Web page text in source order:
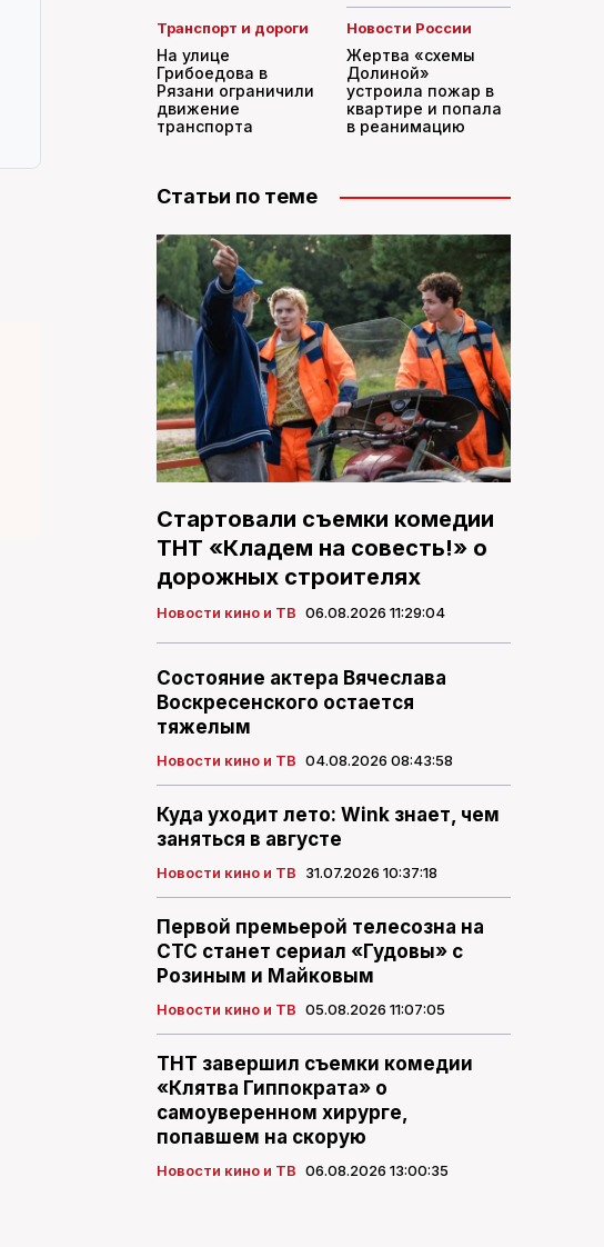
Транспорт и дороги
На улице
Грибоедова в
Рязани ограничили
движение
транспорта
Новости России
Жертва «схемы
Долиной»
устроила пожар в
квартире и попала
в реанимацию
Статьи по теме
Стартовали съемки комедии
ТНТ «Кладем на совесть!» о
дорожных строителях
Новости кино и ТВ 06.08.2026 11:29:04
Состояние актера Вячеслава
Воскресенского остается
тяжелым
Новости кино и ТВ 04.08.2026 08:43:58
Куда уходит лето: Wink знает, чем
заняться в августе
Новости кино и ТВ 31.07.2026 10:37:18
Первой премьерой телесозна на
СТС станет сериал «Гудовы» с
Розиным и Майковым
Новости кино и ТВ 05.08.2026 11:07:05
ТНТ завершил съемки комедии
«Клятва Гиппократа» о
самоуверенном хирурге,
попавшем на скорую
Новости кино и ТВ 06.08.2026 13:00:35